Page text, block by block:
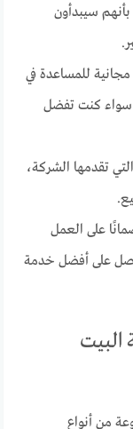
سيبدأون
للمساعدة في
سواء كنت تفضل
تقدمها الشركة،
على العمل
على أفضل خدمة
البيت
من أنواع